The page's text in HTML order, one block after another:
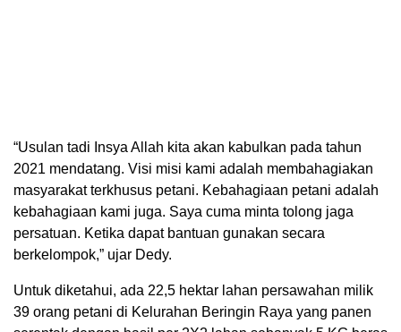
“Usulan tadi Insya Allah kita akan kabulkan pada tahun
2021 mendatang. Visi misi kami adalah membahagiakan
masyarakat terkhusus petani. Kebahagiaan petani adalah
kebahagiaan kami juga. Saya cuma minta tolong jaga
persatuan. Ketika dapat bantuan gunakan secara
berkelompok,” ujar Dedy.
Untuk diketahui, ada 22,5 hektar lahan persawahan milik
39 orang petani di Kelurahan Beringin Raya yang panen